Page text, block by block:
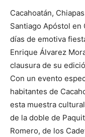
Cacahoatán,
Santiago Apóstol en
días de emotiva
Enrique Álvarez
clausura de su
Con un evento
habitantes de
esta muestra
de la doble de
Romero, de los